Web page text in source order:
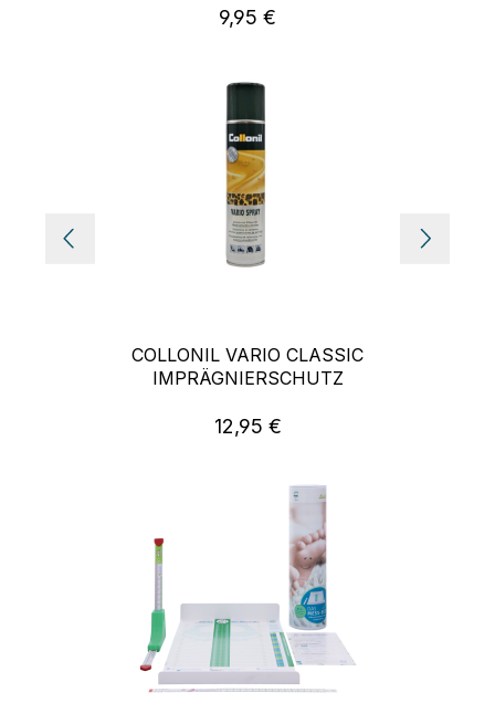
Regulärer Preis:
9,95 €
COLLONIL VARIO CLASSIC
IMPRÄGNIERSCHUTZ
Regulärer Preis:
12,95 €